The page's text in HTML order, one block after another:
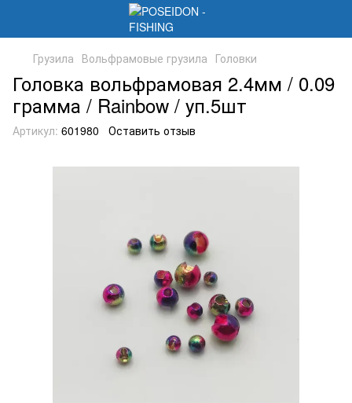
Грузила Вольфрамовые грузила Головки
Головка вольфрамовая 2.4мм / 0.09
грамма / Rainbow / уп.5шт
Артикул: 601980 Оставить отзыв